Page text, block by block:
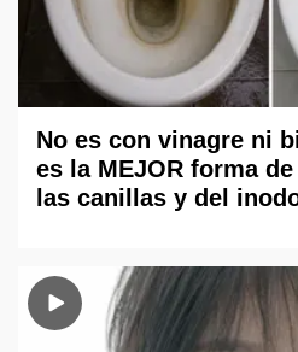
No es con vinagre ni
es la MEJOR forma
las canillas y del